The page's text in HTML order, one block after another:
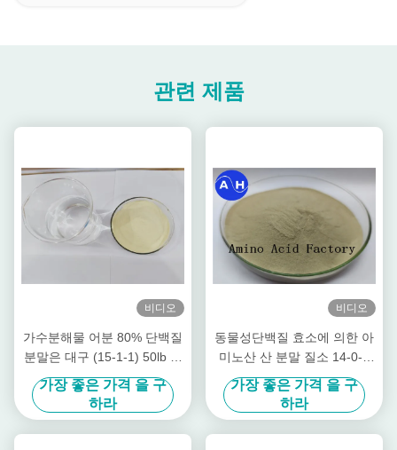
관련 제품
비디오
가수분해물 어분 80% 단백질
분말은 대구 (15-1-1) 50lb 가
방으로부터 뽑아냈습니다
가장 좋은 가격 을 구
하라
비디오
동물성단백질 효소에 의한 아
미노산 산 분말 질소 14-0-0
수용성 비료
가장 좋은 가격 을 구
하라